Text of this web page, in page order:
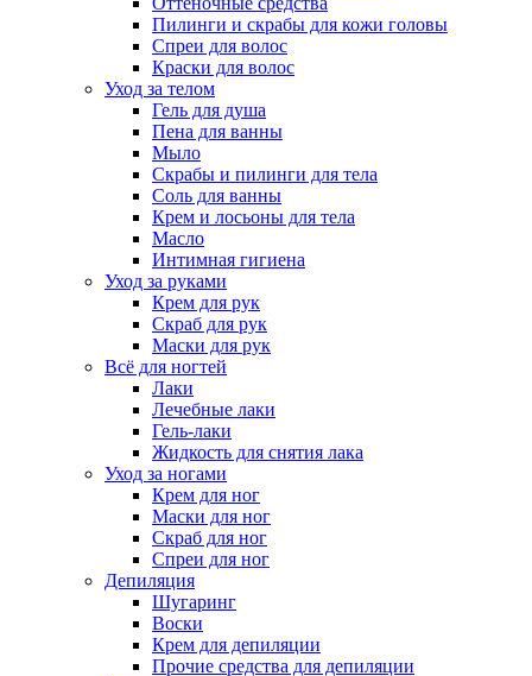
Пилинги и скрабы для кожи головы
Спреи для волос
Краски для волос
Уход за телом
Гель для душа
Пена для ванны
Мыло
Скрабы и пилинги для тела
Соль для ванны
Крем и лосьоны для тела
Масло
Интимная гигиена
Уход за руками
Крем для рук
Скраб для рук
Маски для рук
Всё для ногтей
Лаки
Лечебные лаки
Гель-лаки
Жидкость для снятия лака
Уход за ногами
Крем для ног
Маски для ног
Скраб для ног
Спреи для ног
Депиляция
Шугаринг
Воски
Крем для депиляции
Прочие средства для депиляции